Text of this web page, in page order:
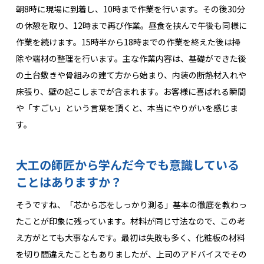
朝8時に現場に到着し、10時まで作業を行います。その後30分
の休憩を取り、12時まで再び作業。昼食を挟んで午後も同様に
作業を続けます。15時半から18時までの作業を終えた後は掃
除や端材の整理を行います。主な作業内容は、基礎ができた後
の土台敷きや骨組みの建て方から始まり、内装の断熱材入れや
床張り、壁の起こしまでが含まれます。お客様に喜ばれる瞬間
や「すごい」という言葉を頂くと、本当にやりがいを感じま
す。
大工の師匠から学んだ今でも意識している
ことはありますか？
そうですね、「芯から芯をしっかり測る」基本の徹底を教わっ
たことが印象に残っています。材料が同じ寸法なので、この考
え方がとても大事なんです。最初は失敗も多く、化粧板の材料
を切り間違えたこともありましたが、上司のアドバイスでその